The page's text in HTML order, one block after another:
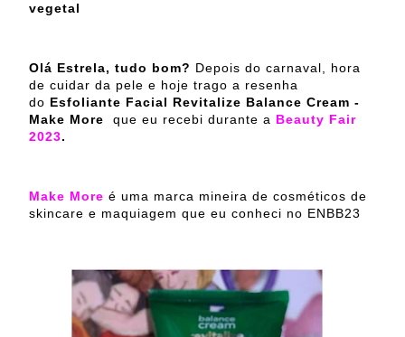
vegetal
Olá Estrela, tudo bom? Depois do carnaval, hora
de cuidar da pele e hoje trago a resenha
do Esfoliante Facial Revitalize Balance Cream -
Make More
que eu recebi durante a Beauty Fair
2023.
Make More é uma marca mineira de cosméticos de
skincare e maquiagem que eu conheci no ENBB23